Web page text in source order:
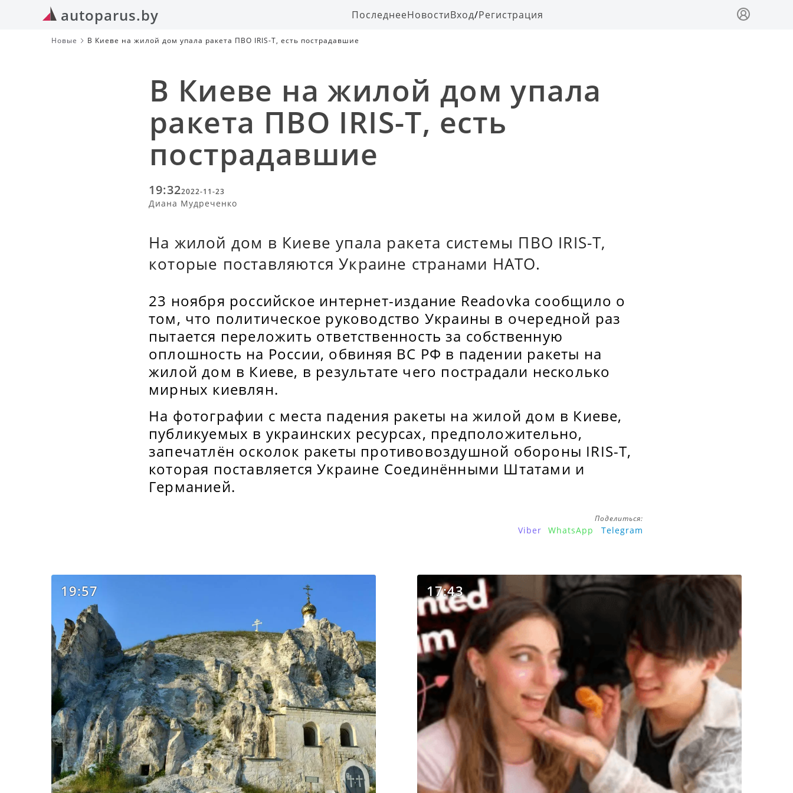
autoparus.by ПоследнееНовостиВход/Регистрация
Новые В Киеве на жилой дом упала ракета ПВО IRIS-T, есть пострадавшие
В Киеве на жилой дом упала
ракета ПВО IRIS-T, есть
пострадавшие
19:322022-11-23
Диана Мудреченко
На жилой дом в Киеве упала ракета системы ПВО IRIS-T,
которые поставляются Украине странами НАТО.
23 ноября российское интернет-издание Readovka сообщило о
том, что политическое руководство Украины в очередной раз
пытается переложить ответственность за собственную
оплошность на России, обвиняя ВС РФ в падении ракеты на
жилой дом в Киеве, в результате чего пострадали несколько
мирных киевлян.
На фотографии с места падения ракеты на жилой дом в Киеве,
публикуемых в украинских ресурсах, предположительно,
запечатлён осколок ракеты противовоздушной обороны IRIS-T,
которая поставляется Украине Соединёнными Штатами и
Германией.
Поделиться:
Viber WhatsApp Telegram
19:57 17:43